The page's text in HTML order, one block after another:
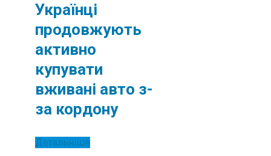
Українці
продовжують
активно
купувати
вживані авто з-
за кордону
Детальніше